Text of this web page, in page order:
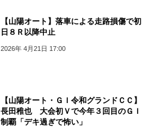
【山陽オート】落車による走路損傷で初
日８Ｒ以降中止
2026年 4月21日 17:00
【山陽オート・ＧＩ令和グランドＣＣ】
長田稚也 大会初Ｖで今年３回目のＧＩ
制覇「デキ過ぎで怖い」